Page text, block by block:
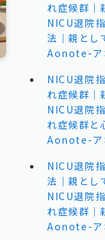
れ症候群｜
NICU退院
法｜親とし
Aonote-ア
NICU退院
れ症候群｜
NICU退院
れ症候群と
Aonote-ア
NICU退院
法｜親とし
NICU退院
れ症候群｜
Aonote-ア